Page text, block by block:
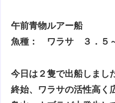
午前青物ルアー船
魚種： ワラサ ３．５
今日は２隻で出船しまし
終始、ワラサの活性高く